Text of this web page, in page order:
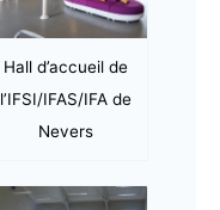
Hall d’accueil de
l’IFSI/IFAS/IFA de
Nevers